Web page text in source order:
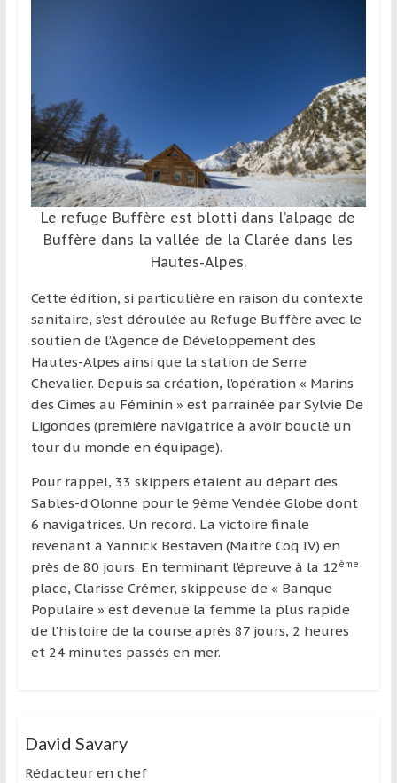
Le refuge Buffère est blotti dans l’alpage de
Buffère dans la vallée de la Clarée dans les
Hautes-Alpes.
Cette édition, si particulière en raison du contexte
sanitaire, s’est déroulée au Refuge Buffère avec le
soutien de l’Agence de Développement des
Hautes-Alpes ainsi que la station de Serre
Chevalier. Depuis sa création, l’opération « Marins
des Cimes au Féminin » est parrainée par Sylvie De
Ligondes (première navigatrice à avoir bouclé un
tour du monde en équipage).
Pour rappel, 33 skippers étaient au départ des
Sables-d’Olonne pour le 9ème Vendée Globe dont
6 navigatrices. Un record. La victoire finale
revenant à Yannick Bestaven (Maitre Coq IV) en
près de 80 jours. En terminant l’épreuve à la 12ème
place, Clarisse Crémer, skippeuse de « Banque
Populaire » est devenue la femme la plus rapide
de l’histoire de la course après 87 jours, 2 heures
et 24 minutes passés en mer.
David Savary
Rédacteur en chef